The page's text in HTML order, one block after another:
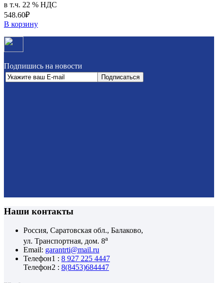
в т.ч. 22 % НДС
548.60₽
В корзину
Подпишись на новости
Наши контакты
Россия, Саратовская обл., Балаково,
ул. Транспортная, дом. 8а
Email: garantrti@mail.ru
Телефон1 : 8 927 225 4447
Телефон2 : 8(8453)684447